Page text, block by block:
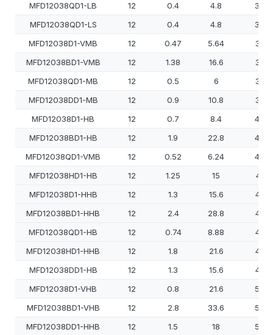
MFD12038QD1-LB
12 0.4 4.8
MFD12038QD1-LS
12 0.4 4.8
MFD12038D1-VMB
12 0.47 5.64
MFD12038BD1-VMB
12 1.38 16.6
MFD12038QD1-MB
12 0.5 6
MFD12038DD1-MB
12 0.9 10.8
MFD12038D1-HB
12 0.7 8.4
MFD12038BD1-HB
12 1.9 22.8
MFD12038QD1-VMB
12 0.52 6.24
MFD12038HD1-HB
12 1.25 15
MFD12038D1-HHB
12 1.3 15.6
MFD12038BD1-HHB
12 2.4 28.8
MFD12038QD1-HB
12 0.74 8.88
MFD12038HD1-HHB
12 1.8 21.6
MFD12038DD1-HB
12 1.3 15.6
MFD12038D1-VHB
12 0.8 21.6
MFD12038BD1-VHB
12 2.8 33.6
MFD12038DD1-HHB
12 1.5 18